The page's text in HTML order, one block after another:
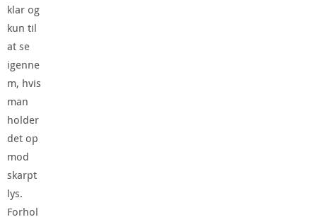
klar og
kun til
at se
igenne
m, hvis
man
holder
det op
mod
skarpt
lys.
Forhol